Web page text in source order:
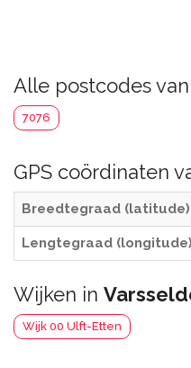
Alle postcodes van
7076
GPS coördinaten
Breedtegraad (latitude)
Lengtegraad (longitude)
Wijken in
Wijk 00 Ulft-Etten